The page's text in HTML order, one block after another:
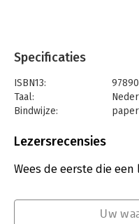
Specificaties
ISBN13:
Taal:
Bindwijze:
Druk:
Lezersrecensies
Wees de eerste die
Uw